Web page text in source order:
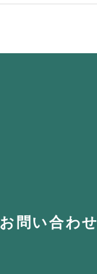
お問い合わせ